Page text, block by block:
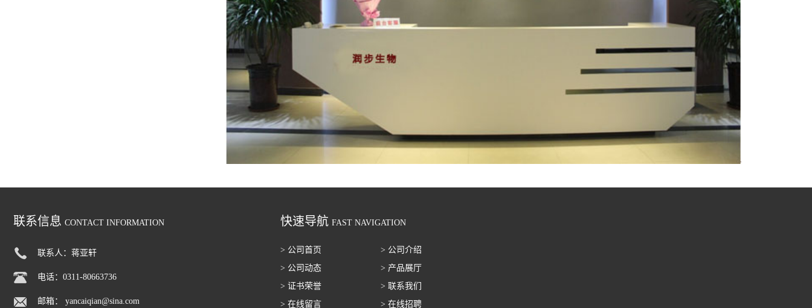
联系信息 CONTACT INFORMATION
联系人：蒋亚轩
电话：0311-80663736
邮箱： yancaiqian@sina.com
快速导航 FAST NAVIGATION
> 公司首页
> 公司介绍
> 公司动态
> 产品展厅
> 证书荣誉
> 联系我们
> 在线留言
> 在线招聘